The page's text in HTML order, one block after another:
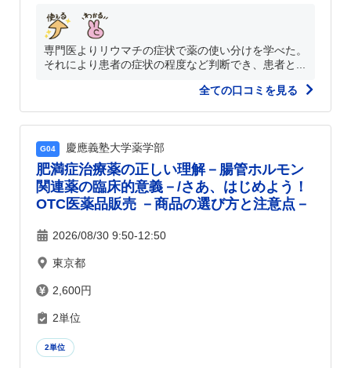
専門医よりリウマチの症状で薬の使い分けを学べた。
それにより患者の症状の程度など判断でき、患者と...
全ての口コミを見る
G04 慶應義塾大学薬学部
肥満症治療薬の正しい理解－腸管ホルモン
関連薬の臨床的意義－/さあ、はじめよう！
OTC医薬品販売 －商品の選び方と注意点－
2026/08/30 9:50-12:50
東京都
2,600円
2単位
2単位